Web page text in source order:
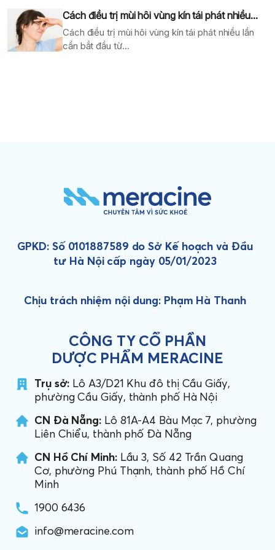
Cách điều trị mùi hôi vùng kín tái phát nhiều...
Cách điều trị mùi hôi vùng kín tái phát nhiều lần
cần bắt đầu từ...
GPKD: Số 0101887589 do Sở Kế hoạch và Đầu
tư Hà Nội cấp ngày 05/01/2023
Chịu trách nhiệm nội dung: Phạm Hà Thanh
CÔNG TY CỔ PHẦN
DƯỢC PHẨM MERACINE
Trụ sở: Lô A3/D21 Khu đô thị Cầu Giấy,
phường Cầu Giấy, thành phố Hà Nội
CN Đà Nẵng: Lô 81A-A4 Bàu Mạc 7, phường
Liên Chiểu, thành phố Đà Nẵng
CN Hồ Chí Minh:Lầu 3, Số 42 Trần Quang
Cơ, phường Phú Thạnh, thành phố Hồ Chí
Minh
1900 6436
info@meracine.com